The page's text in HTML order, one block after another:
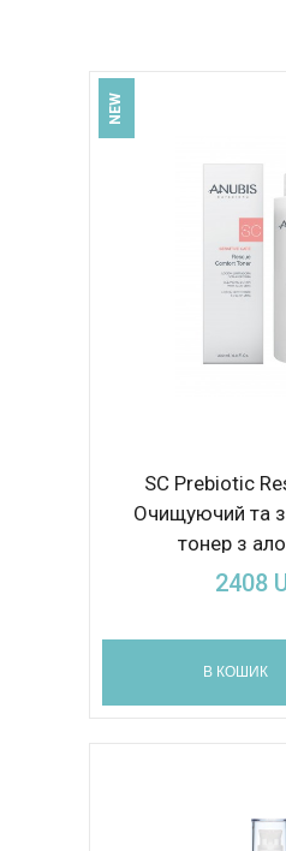
NEW
SC Prebiotic
Очищуючий та
тонер з
2408
В КОШИК